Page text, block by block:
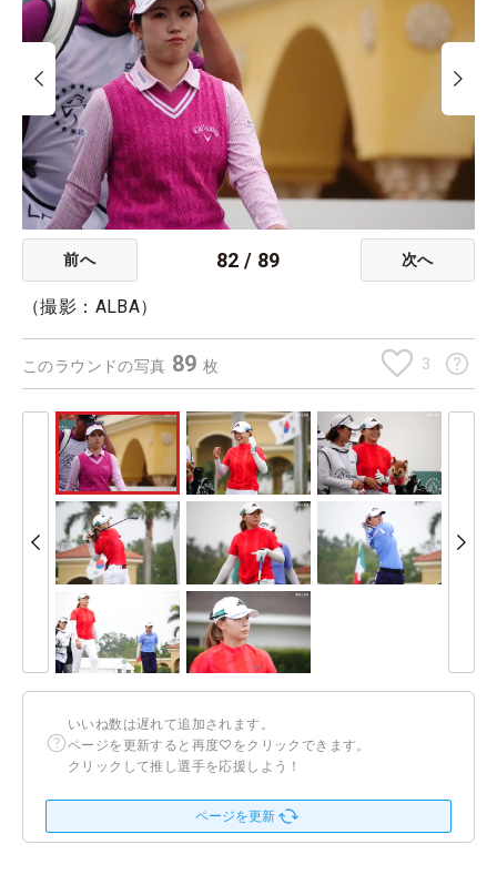
前へ 82 / 89 次へ
（撮影：ALBA）
このラウンドの写真 89枚 3
いいね数は遅れて追加されます。
ページを更新すると再度♡をクリックできます。
クリックして推し選手を応援しよう！
ページを更新